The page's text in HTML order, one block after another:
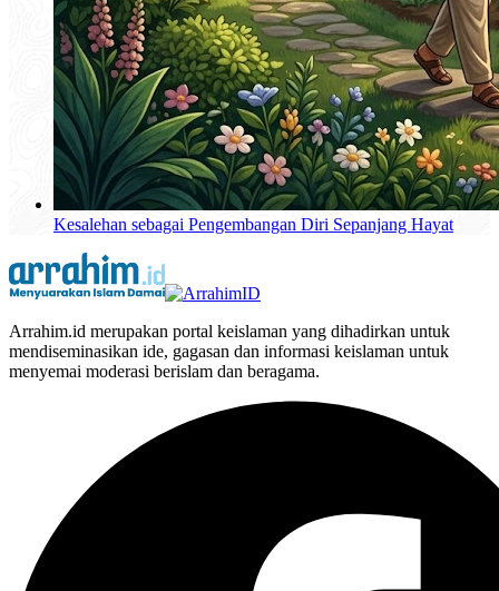
Kesalehan sebagai Pengembangan Diri Sepanjang Hayat
Arrahim.id merupakan portal keislaman yang dihadirkan untuk
mendiseminasikan ide, gagasan dan informasi keislaman untuk
menyemai moderasi berislam dan beragama.